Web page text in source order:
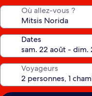
Où allez-vous ?
Dates
Voyageurs